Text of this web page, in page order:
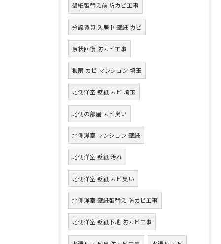
壁紙張替え前 防カビ工事
分譲賃貸 入居中 壁紙 カビ
原状回復 防カビ工事
梅雨 カビ マンション 埼玉
北側洋室 壁紙 カビ 埼玉
北側の部屋 カビ臭い
北側洋室 マンション 壁紙
北側洋室 壁紙 汚れ
北側洋室 壁紙 カビ臭い
北側洋室 壁紙張替え 防カビ工事
北側洋室 壁紙下地 防カビ工事